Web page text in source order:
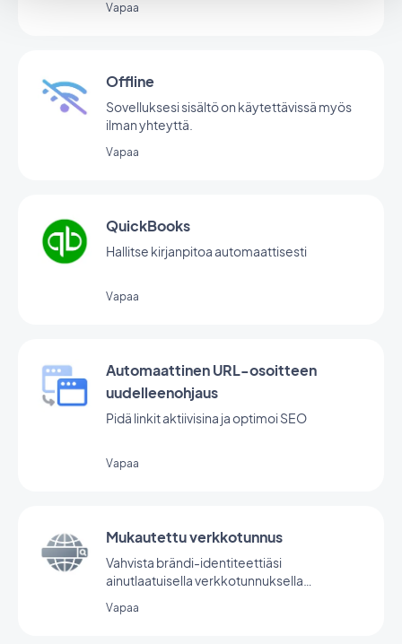
Vapaa
Offline
Sovelluksesi sisältö on käytettävissä myös
ilman yhteyttä.
Vapaa
QuickBooks
Hallitse kirjanpitoa automaattisesti
Vapaa
Automaattinen URL-osoitteen
uudelleenohjaus
Pidä linkit aktiivisina ja optimoi SEO
Vapaa
Mukautettu verkkotunnus
Vahvista brändi-identiteettiäsi
ainutlaatuisella verkkotunnuksella
Vapaa